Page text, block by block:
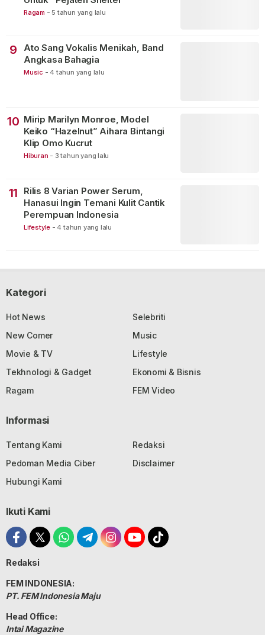
Ragam - 5 tahun yang lalu
9
Ato Sang Vokalis Menikah, Band
Angkasa Bahagia
Music - 4 tahun yang lalu
10 Mirip Marilyn Monroe, Model
Keiko “Hazelnut” Aihara Bintangi
Klip Omo Kucrut
Hiburan - 3 tahun yang lalu
11
Rilis 8 Varian Power Serum,
Hanasui Ingin Temani Kulit Cantik
Perempuan Indonesia
Lifestyle - 4 tahun yang lalu
Kategori
Hot News
Selebriti
New Comer
Music
Movie & TV
Lifestyle
Tekhnologi & Gadget
Ekonomi & Bisnis
Ragam
FEM Video
Informasi
Tentang Kami
Redaksi
Pedoman Media Ciber
Disclaimer
Hubungi Kami
Ikuti Kami
Redaksi
FEM INDONESIA:
PT. FEM Indonesia Maju
Head Office:
Intai Magazine